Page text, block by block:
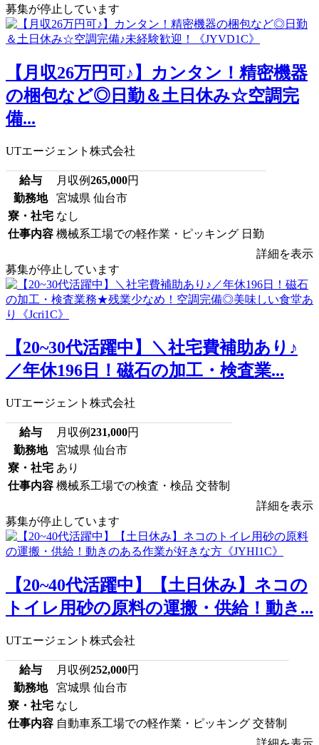
募集が停止しています
【月収26万円可♪】カンタン！精密機器
の梱包など◎日勤＆土日休み☆空調完
備...
UTエージェント株式会社
給与 月収例265,000円
勤務地
宮城県 仙台市
寮・社宅 なし
仕事内容 機械系工場での軽作業・ピッキング 日勤
詳細を表示
募集が停止しています
【20~30代活躍中】＼社宅費補助あり♪
／年休196日！磁石の加工・検査業...
UTエージェント株式会社
給与 月収例231,000円
勤務地
宮城県 仙台市
寮・社宅 あり
仕事内容 機械系工場での検査・検品 交替制
詳細を表示
募集が停止しています
【20~40代活躍中】【土日休み】ネコの
トイレ用砂の原料の運搬・供給！動き...
UTエージェント株式会社
給与 月収例252,000円
勤務地
宮城県 仙台市
寮・社宅 なし
仕事内容 自動車系工場での軽作業・ピッキング 交替制